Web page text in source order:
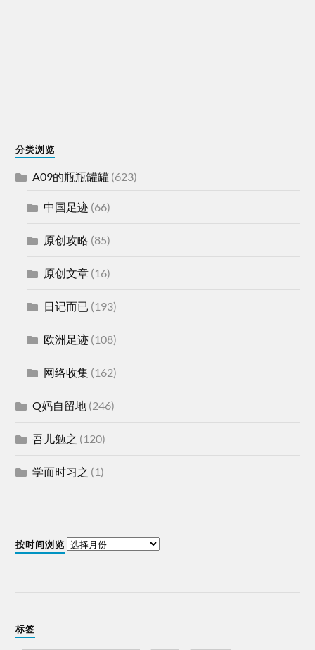
分类浏览
A09的瓶瓶罐罐 (623)
中国足迹 (66)
原创攻略 (85)
原创文章 (16)
日记而已 (193)
欧洲足迹 (108)
网络收集 (162)
Q妈自留地 (246)
吾儿勉之 (120)
学而时习之 (1)
按时间浏览
标签